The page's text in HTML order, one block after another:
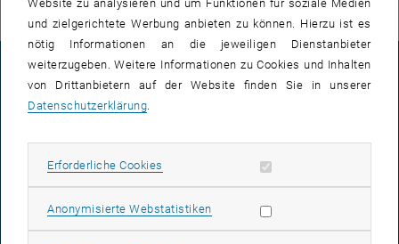
IMPRESSUM
Website zu analysieren und um Funktionen für soziale Medien
und zielgerichtete Werbung anbieten zu können. Hierzu ist es
nötig Informationen an die jeweiligen Dienstanbieter
weiterzugeben. Weitere Informationen zu Cookies und Inhalten
von Drittanbietern auf der Website finden Sie in unserer
Datenschutzerklärung.
Erforderliche Cookies Erforderliche Cookies zulassen
Anonymisierte WebstatistikenStatistik Cookies zulassen